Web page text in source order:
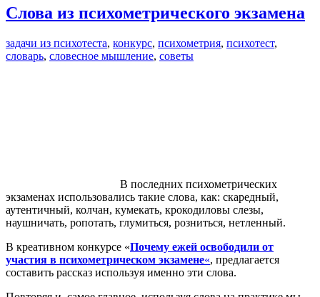
Слова из психометрического экзамена
задачи из психотеста, конкурс, психометрия, психотест,
словарь, словесное мышление, советы
В последних психометрических
экзаменах использовались такие слова, как: скаредный,
аутентичный, колчан, кумекать, крокодиловы слезы,
наушничать, ропотать, глумиться, розниться, нетленный.
В креативном конкурсе «Почему ежей освободили от
участия в психометрическом экзамене«, предлагается
составить рассказ используя именно эти слова.